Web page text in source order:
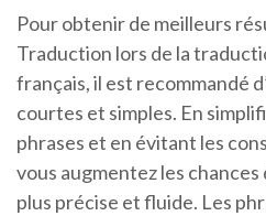
Pour obtenir de meilleurs
Traduction lors de la
français, il est recommandé
courtes et simples. En
phrases et en évitant les
vous augmentez les
plus précise et fluide. Les